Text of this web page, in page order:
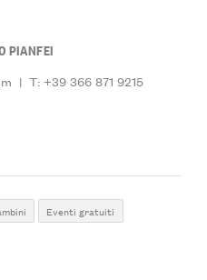
PIANFEI
| T: +39 366 871 9215
Eventi gratuiti